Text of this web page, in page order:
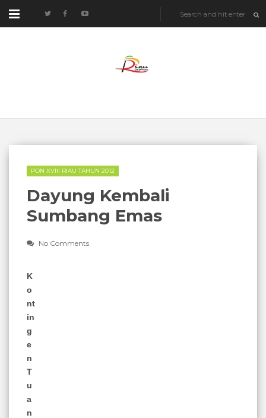
PON XVIII RIAU TAHUN 2012
Dayung Kembali
Sumbang Emas
No Comments
K
o
nt
in
g
e
n
T
u
a
n